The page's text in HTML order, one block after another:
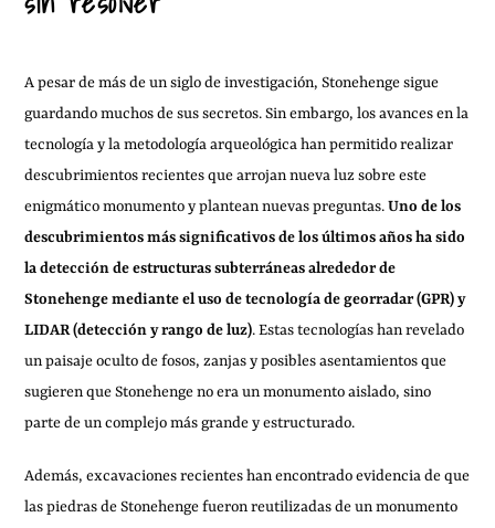
A pesar de más de un siglo de investigación, Stonehenge sigue
guardando muchos de sus secretos. Sin embargo, los avances en la
tecnología y la metodología arqueológica han permitido realizar
descubrimientos recientes que arrojan nueva luz sobre este
enigmático monumento y plantean nuevas preguntas.Uno de los
descubrimientos más significativos de los últimos años ha sido
la detección de estructuras subterráneas alrededor de
Stonehenge mediante el uso de tecnología de georradar (GPR) y
LIDAR (detección y rango de luz). Estas tecnologías han revelado
un paisaje oculto de fosos, zanjas y posibles asentamientos que
sugieren que Stonehenge no era un monumento aislado, sino
parte de un complejo más grande y estructurado.
Además, excavaciones recientes han encontrado evidencia de que
las piedras de Stonehenge fueron reutilizadas de un monumento